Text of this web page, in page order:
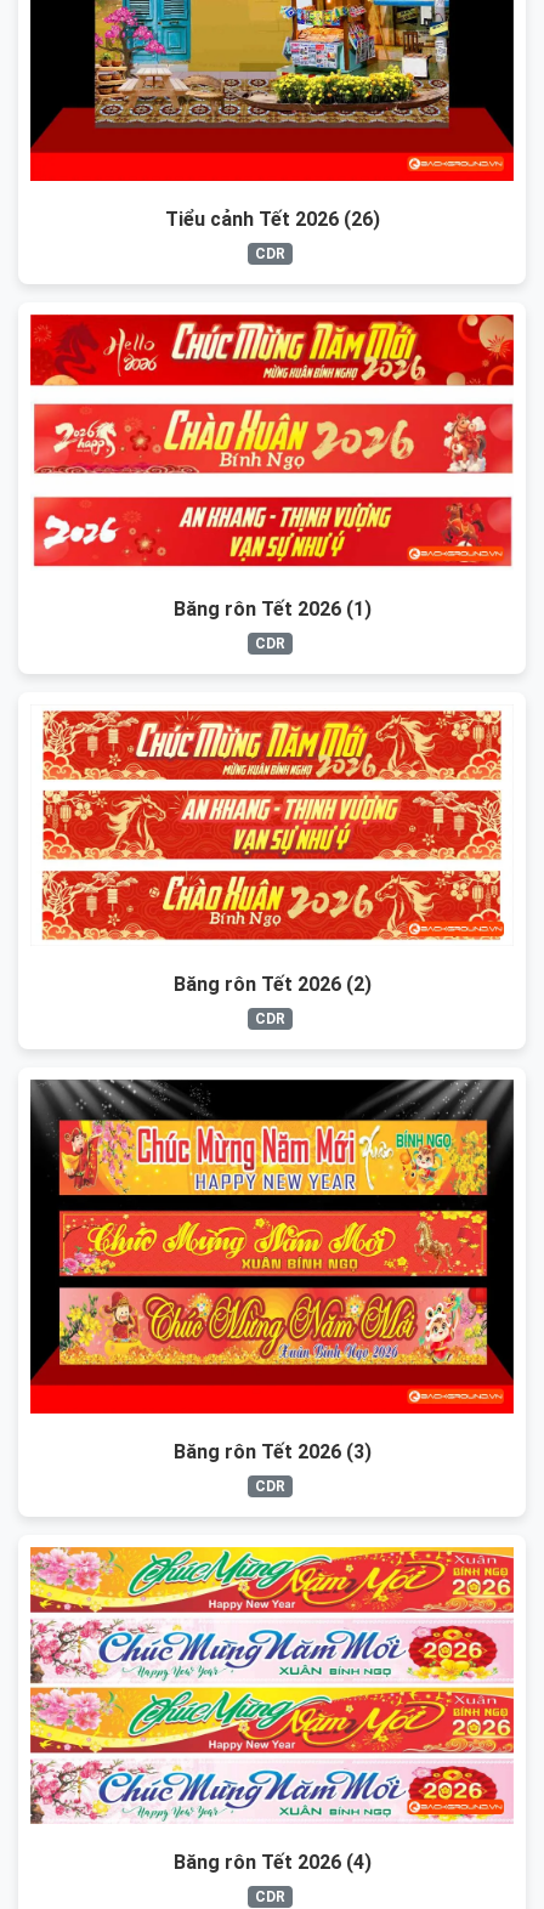
Tiểu cảnh Tết 2026 (26)
CDR
Băng rôn Tết 2026 (1)
CDR
Băng rôn Tết 2026 (2)
CDR
Băng rôn Tết 2026 (3)
CDR
Băng rôn Tết 2026 (4)
CDR